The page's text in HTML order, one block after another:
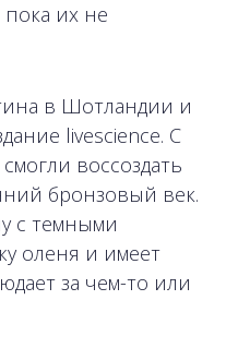
их не
в Шотландии и
livescience. С
воссоздать
бронзовый век.
с темными
оленя и имеет
за чем-то или